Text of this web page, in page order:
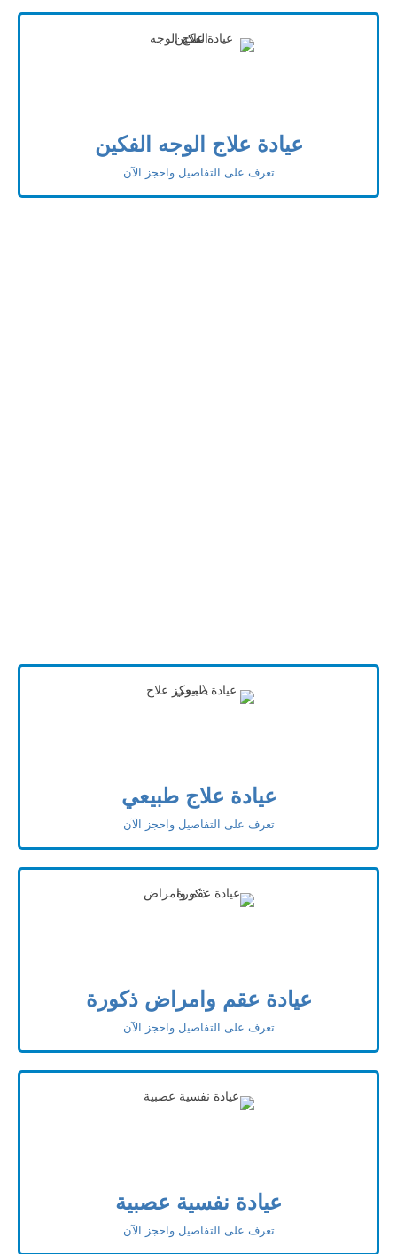
عيادة علاج الوجه الفكين
تعرف على التفاصيل واحجز الآن
عيادة علاج طبيعي
تعرف على التفاصيل واحجز الآن
عيادة عقم وامراض ذكورة
تعرف على التفاصيل واحجز الآن
عيادة نفسية عصبية
تعرف على التفاصيل واحجز الآن